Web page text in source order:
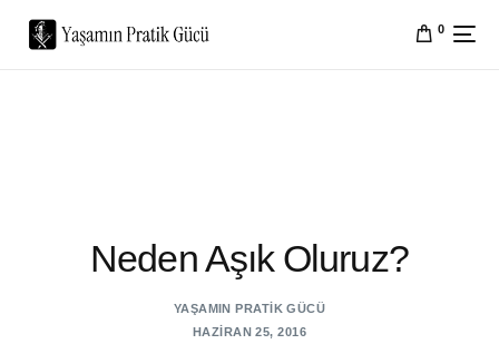
0
Neden Aşık Oluruz?
YAŞAMIN PRATIK GÜCÜ
HAZIRAN 25, 2016